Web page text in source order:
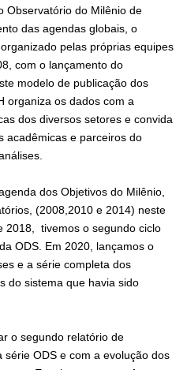
Observatório do Milênio de
das agendas globais, o
pelas próprias equipes
com o lançamento do
modelo de publicação dos
organiza os dados com a
dos diversos setores e convida
acadêmicas e parceiros do
dos Objetivos do Milênio,
(2008,2010 e 2014) neste
2018, tivemos o segundo ciclo
ODS. Em 2020, lançamos o
e a série completa dos
do sistema que havia sido
o segundo relatório de
ODS e com a evolução dos